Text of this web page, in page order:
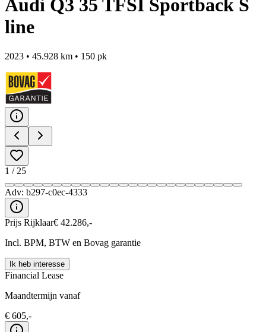
Audi Q3 35 TFSI Sportback S
line
2023 • 45.928 km • 150 pk
1 / 25
Adv: b297-c0ec-4333
Prijs Rijklaar€ 42.286,-
Incl. BPM, BTW en Bovag garantie
Ik heb interesse
Financial Lease
Maandtermijn vanaf
€ 605,-